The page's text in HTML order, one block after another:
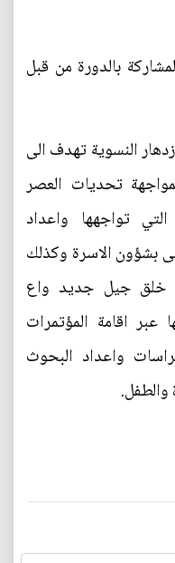
بالدورة من قبل
النسوية تهدف الى
تحديات العصر
تواجهها واعداد
بشؤون الاسرة وكذلك
خلق جيل جديد واع
اقامة المؤتمرات
واعداد البحوث
والطفل.